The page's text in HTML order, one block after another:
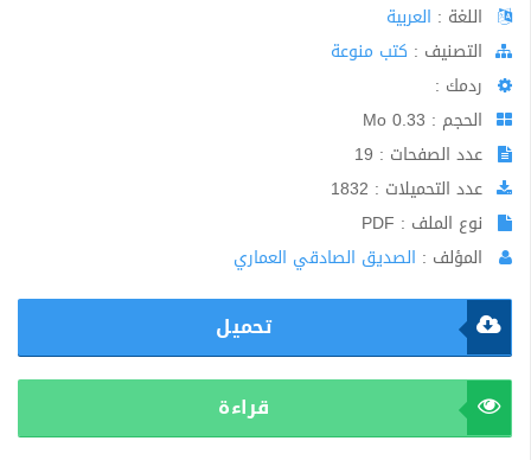
اللغة : العربية
اﻟﺘﺼﻨﻴﻒ : كتب منوعة
ردمك :
الحجم : 0.33 Mo
عدد الصفحات : 19
عدد التحميلات : 1832
نوع الملف : PDF
المؤلف : الصديق الصادقي العماري
تحميل
قراءة